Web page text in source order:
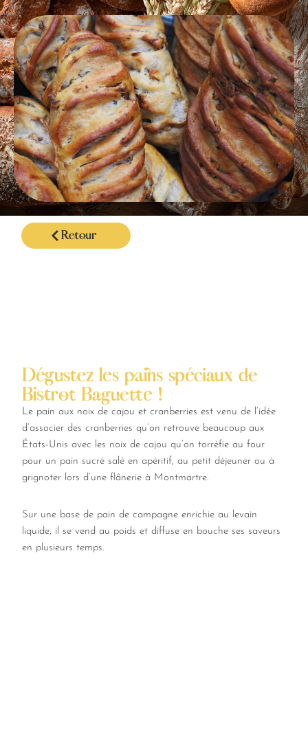
Retour
Dégustez les pains spéciaux de
Bistrot Baguette !
Le pain aux noix de cajou et cranberries est venu de l’idée
d’associer des cranberries qu’on retrouve beaucoup aux
États-Unis avec les noix de cajou qu’on torréfie au four
pour un pain sucré salé en apéritif, au petit déjeuner ou à
grignoter lors d’une flânerie à Montmartre.
Sur une base de pain de campagne enrichie au levain
liquide, il se vend au poids et diffuse en bouche ses saveurs
en plusieurs temps.